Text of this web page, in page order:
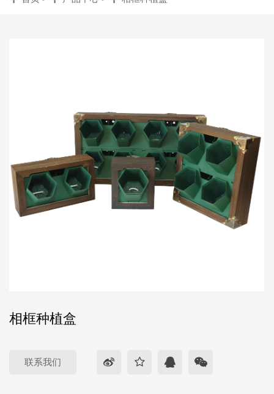
相框种植盒
联系我们